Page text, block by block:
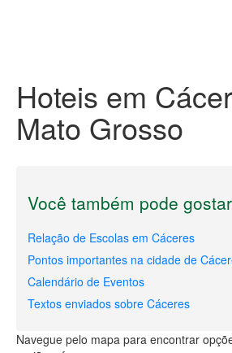
Hoteis em
Mato Grosso
Você também pode
Relação de Escolas em Cáceres
Pontos importantes na cidade de
Calendário de Eventos
Textos enviados sobre Cáceres
Navegue pelo mapa para encontrar